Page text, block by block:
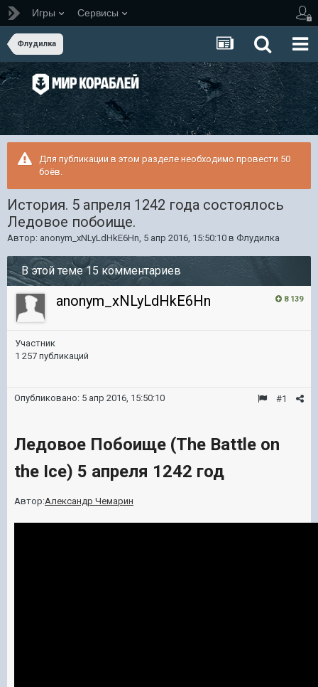
Игры Сервисы
Флудилка
Для публикации в этом разделе необходимо провести 50
боёв.
История. 5 апреля 1242 года состоялось
Ледовое побоище.
Автор: anonym_xNLyLdHkE6Hn, 5 апр 2016, 15:50:10 в Флудилка
В этой теме 15 комментариев
8 139
anonym_xNLyLdHkE6Hn
Участник
1 257 публикаций
#1
Опубликовано: 5 апр 2016, 15:50:10
Ледовое Побоище (The Battle on
the Ice) 5 апреля 1242 год
Автор:Александр Чемарин